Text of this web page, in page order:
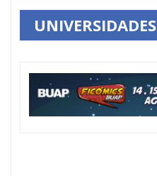
UNIVERSIDADES